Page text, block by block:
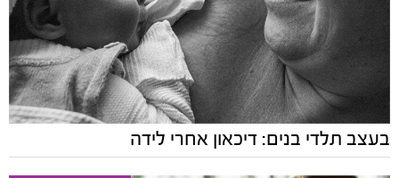
בעצב תלדי בנים: דיכאון אחרי לידה